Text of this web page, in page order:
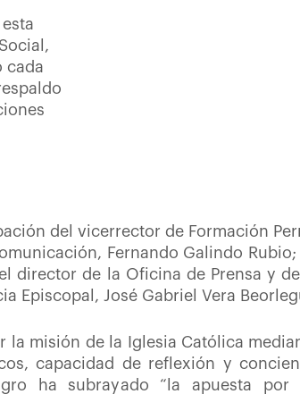
cada
del vicerrector de Formación
Fernando Galindo
director de la Oficina de Prensa y
Episcopal, José Gabriel Vera
la misión de la Iglesia Católica
capacidad de reflexión y
ha subrayado “la apuesta por